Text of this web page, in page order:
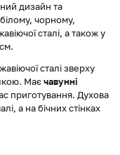
дизайн та
чорному,
сталі, а також у
сталі зверху
Маєчавунні
приготування. Духова
а на бічних стінках